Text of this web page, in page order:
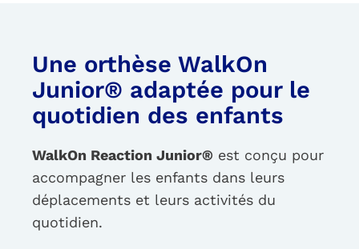
Une orthèse WalkOn
Junior® adaptée pour le
quotidien des enfants
WalkOn Reaction Junior® est conçu pour
accompagner les enfants dans leurs
déplacements et leurs activités du
quotidien.